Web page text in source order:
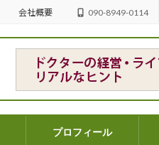
会社概要 090-8949-0114
プロフィール